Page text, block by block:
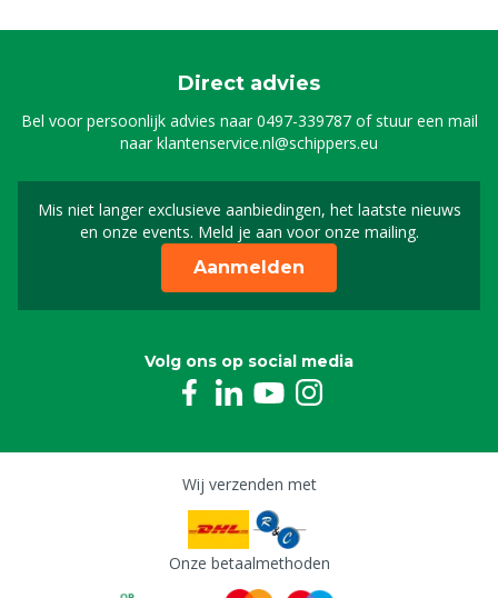
Direct advies
Bel voor persoonlijk advies naar0497-339787of stuur een mail
naarklantenservice.nl@schippers.eu
Mis niet langer exclusieve aanbiedingen, het laatste nieuws
en onze events. Meld je aan voor onze mailing.
Schrijf je in voor onze
Aanmelden
Volg ons op social media
Wij verzenden met
Onze betaalmethoden